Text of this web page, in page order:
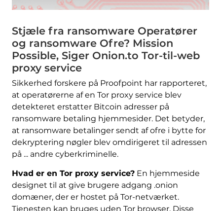
Stjæle fra ransomware Operatører
og ransomware Ofre? Mission
Possible, Siger Onion.to Tor-til-web
proxy service
Sikkerhed forskere på Proofpoint har rapporteret,
at operatørerne af en Tor proxy service blev
detekteret erstatter Bitcoin adresser på
ransomware betaling hjemmesider. Det betyder,
at ransomware betalinger sendt af ofre i bytte for
dekryptering nøgler blev omdirigeret til adressen
på ... andre cyberkriminelle.
Hvad er en Tor proxy service?En hjemmeside
designet til at give brugere adgang .onion
domæner, der er hostet på Tor-netværket.
Tjenesten kan bruges uden Tor browser. Disse